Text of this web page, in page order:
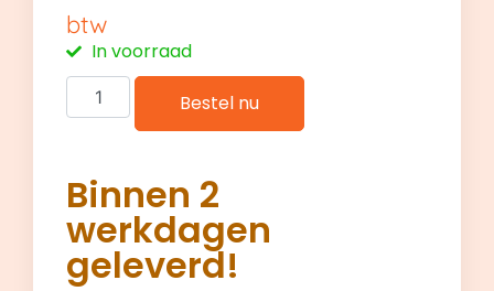
btw
In voorraad
Bestel nu
Binnen 2
werkdagen
geleverd!